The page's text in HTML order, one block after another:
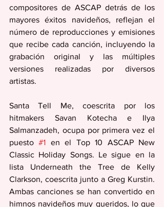
compositores de ASCAP detrás de los
mayores éxitos navideños, reflejan el
número de reproducciones y emisiones
que recibe cada canción, incluyendo la
grabación original y las múltiples
versiones realizadas por diversos
artistas.
Santa Tell Me, coescrita por los
hitmakers Savan Kotecha e Ilya
Salmanzadeh, ocupa por primera vez el
puesto #1 en el Top 10 ASCAP New
Classic Holiday Songs. Le sigue en la
lista Underneath the Tree de Kelly
Clarkson, coescrita junto a Greg Kurstin.
Ambas canciones se han convertido en
himnos navideños muy queridos, lo que